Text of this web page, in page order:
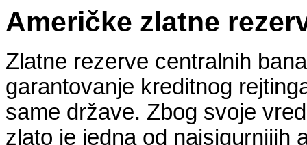
Američke zlatne
Zlatne rezerve centralnih
garantovanje kreditnog
same države. Zbog svoje
zlato je jedna od najsigurnijih